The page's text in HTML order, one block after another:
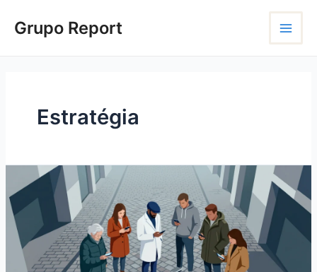
paraGrupo Report
Main
Menu
Estratégia